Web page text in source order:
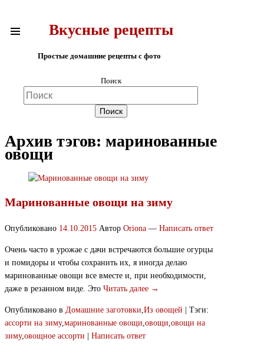
Вкусные рецепты
Простые домашние рецепты с фото
Поиск
Архив тэгов: маринованные
овощи
Маринованные овощи на зиму
Опубликовано 14.10.2015 Автор Oriona — Написать ответ
Очень часто в урожае с дачи встречаются большие огурцы
и помидоры и чтобы сохранить их, я иногда делаю
маринованные овощи все вместе и, при необходимости,
даже в резанном виде. Это Читать далее →
Опубликовано в Домашние заготовки,Из овощей
Тэги:
ассорти на зиму,маринованные овощи,овощи,овощи на
зиму,овощное ассорти Написать ответ